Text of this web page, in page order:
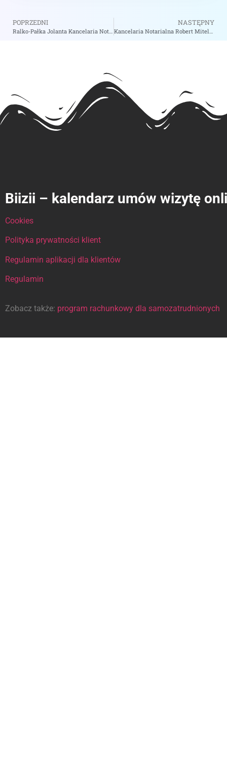
POPRZEDNI NASTĘPNY
Biizii – kalendarz umów wizytę
Cookies
Polityka prywatności klient
Regulamin aplikacji dla klientów
Regulamin
Zobacz także: program rachunkowy dla samozatrudnionych